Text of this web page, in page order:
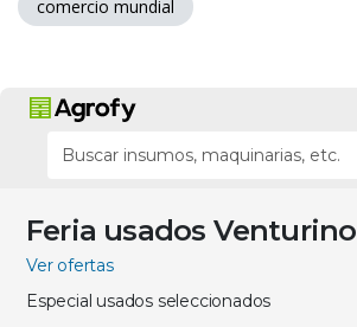
comercio mundial
Feria usados Venturino
Ver ofertas
Especial usados seleccionados